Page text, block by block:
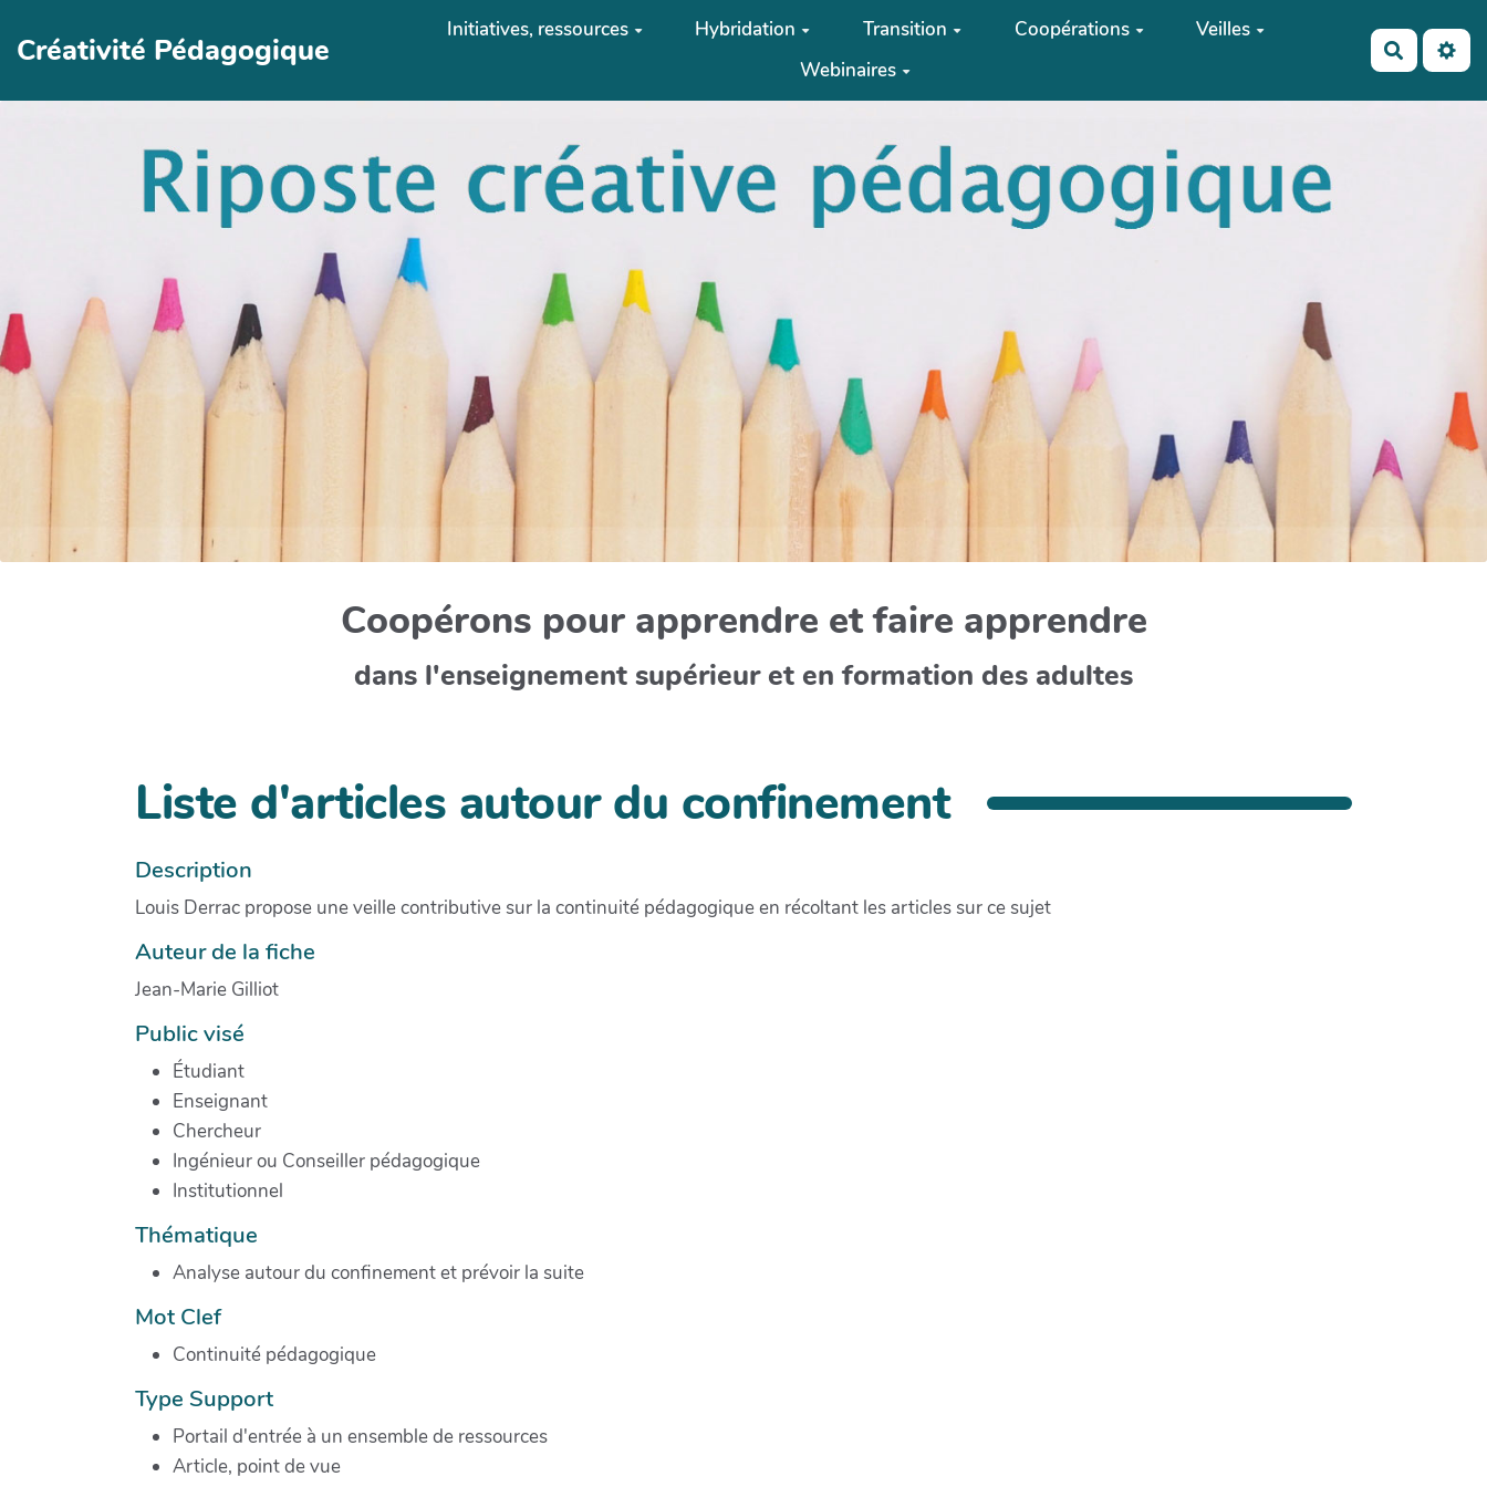
Créativité Pédagogique
Initiatives, ressources Hybridation Transition Coopérations
Veilles
Webinaires
Coopérons pour apprendre et faire apprendre
dans l'enseignement supérieur et en formation des adultes
Liste d'articles autour du confinement
Description
Louis Derrac propose une veille contributive sur la continuité pédagogique en récoltant les articles sur ce sujet
Auteur de la fiche
Jean-Marie Gilliot
Public visé
Étudiant
Enseignant
Chercheur
Ingénieur ou Conseiller pédagogique
Institutionnel
Thématique
Analyse autour du confinement et prévoir la suite
Mot Clef
Continuité pédagogique
Type Support
Portail d'entrée à un ensemble de ressources
Article, point de vue